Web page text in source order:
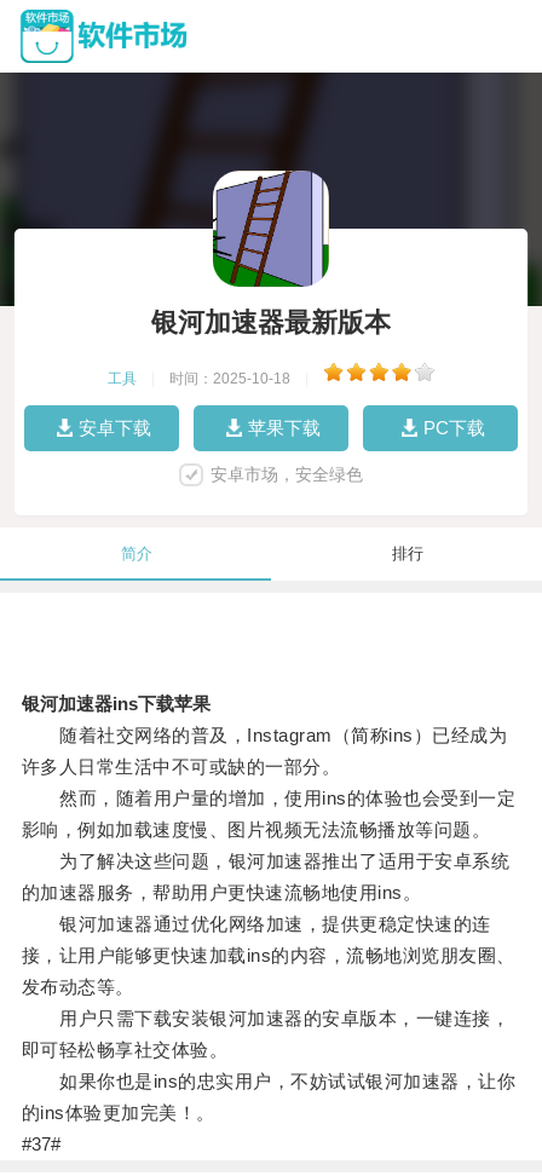
银河加速器最新版本
工具 时间：2025-10-18
安卓下载 苹果下载 PC下载
安卓市场，安全绿色
简介 排行
银河加速器ins下载苹果
随着社交网络的普及，Instagram（简称ins）已经成为
许多人日常生活中不可或缺的一部分。
然而，随着用户量的增加，使用ins的体验也会受到一定
影响，例如加载速度慢、图片视频无法流畅播放等问题。
为了解决这些问题，银河加速器推出了适用于安卓系统
的加速器服务，帮助用户更快速流畅地使用ins。
银河加速器通过优化网络加速，提供更稳定快速的连
接，让用户能够更快速加载ins的内容，流畅地浏览朋友圈、
发布动态等。
用户只需下载安装银河加速器的安卓版本，一键连接，
即可轻松畅享社交体验。
如果你也是ins的忠实用户，不妨试试银河加速器，让你
的ins体验更加完美！。
#37#